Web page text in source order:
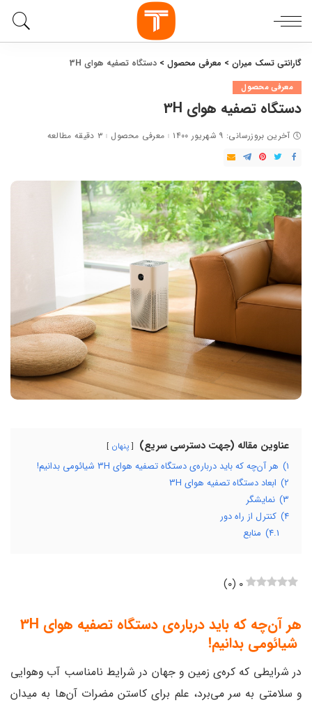
گارانتی تسک میران > معرفی محصول > دستگاه تصفیه ‌هوای 3H
معرفی محصول
دستگاه تصفیه ‌هوای 3H
آخرین بروزرسانی: ۹ شهریور ۱۴۰۰ معرفی محصول ۳ دقیقه مطالعه
عناوین مقاله (جهت دسترسی سریع) پنهان
۱) هر آن‌چه که باید درباره‌ی دستگاه تصفیه ‌هوای 3H شیائومی بدانیم!
۲) ابعاد دستگاه تصفیه هوای 3H
۳) نمایشگر
۴) کنترل از راه دور
۴.۱) منابع
۰ (۰)
هر آن‌چه که باید درباره‌ی دستگاه تصفیه ‌هوای 3H
شیائومی بدانیم!
در شرایطی که کره‌ی زمین و جهان در شرایط نامناسب آب وهوایی
و سلامتی به سر می‌برد، علم برای کاستن مضرات آن‌ها به میدان